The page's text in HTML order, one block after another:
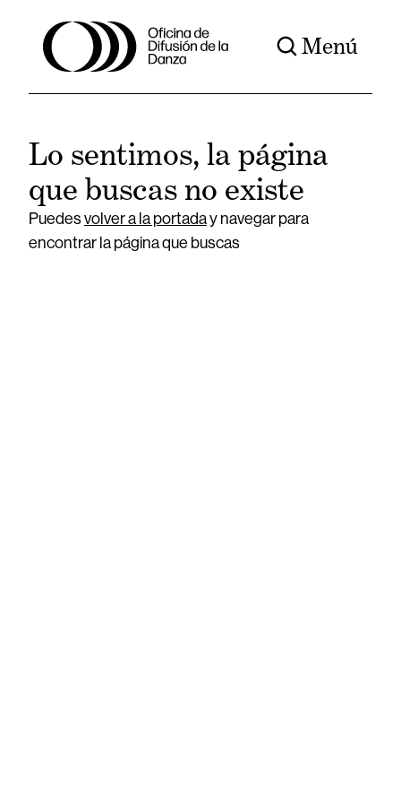
Menú
Lo sentimos, la página
que buscas no existe
Puedesvolver a la portaday navegar para
encontrar la página que buscas